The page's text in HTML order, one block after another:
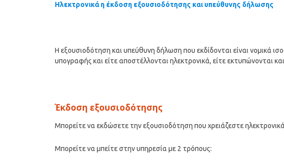
Ηλεκτρονικά η έκδοση εξουσιοδότησης και υπεύθυνης δήλωσης
Η εξουσιοδότηση και υπεύθυνη δήλωση που εκδίδονται είναι νομικά
υπογραφής και είτε αποστέλλονται ηλεκτρονικά, είτε εκτυπώνονται
Έκδοση εξουσιοδότησης
Μπορείτε να εκδώσετε την εξουσιοδότηση που χρειάζεστε
Μπορείτε να μπείτε στην υπηρεσία με 2 τρόπους: